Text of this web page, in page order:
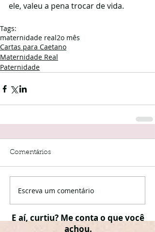
ele, valeu a pena trocar de vida.
Tags:
maternidade real2o mês
Cartas para Caetano
Maternidade Real
Paternidade
Comentários
Escreva um comentário
E aí, curtiu? Me conta o que você
achou.